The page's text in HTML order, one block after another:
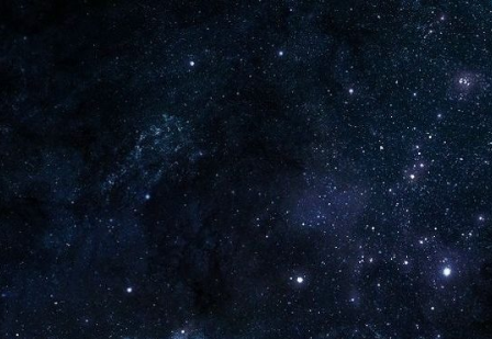
Plus de 2800 critiques de films